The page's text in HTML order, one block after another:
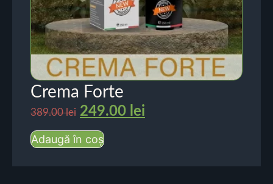
Crema Forte
389.00lei 249.00 lei
Adaugă în coș